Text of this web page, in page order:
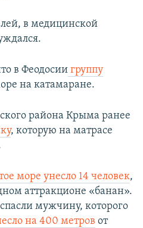
в медицинской
в Феодосии группу
на катамаране.
района Крыма ранее
, которую на матрасе
море унесло 14 человек,
аттракционе «банан».
мужчину, которого
на 400 метров от